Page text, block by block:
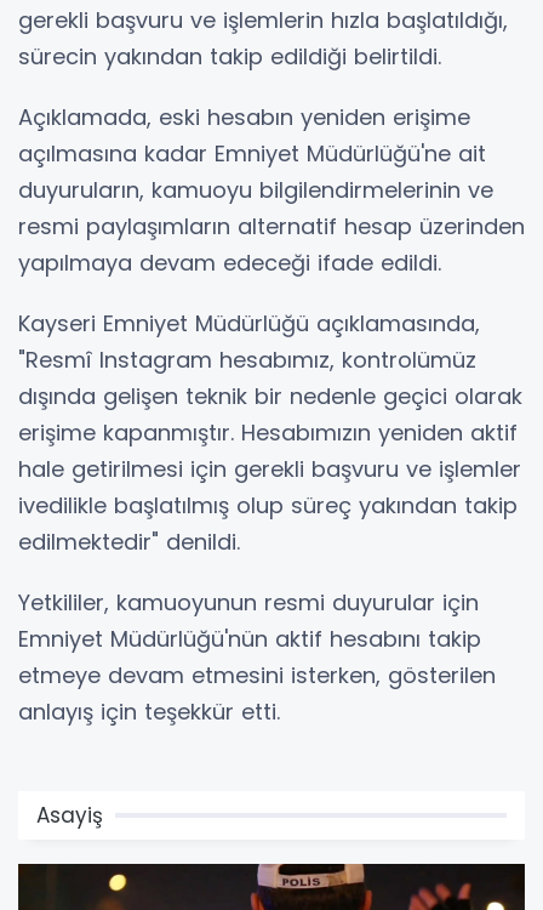
gerekli başvuru ve işlemlerin hızla başlatıldığı,
sürecin yakından takip edildiği belirtildi.
Açıklamada, eski hesabın yeniden erişime
açılmasına kadar Emniyet Müdürlüğü'ne ait
duyuruların, kamuoyu bilgilendirmelerinin ve
resmi paylaşımların alternatif hesap üzerinden
yapılmaya devam edeceği ifade edildi.
Kayseri Emniyet Müdürlüğü açıklamasında,
"Resmî Instagram hesabımız, kontrolümüz
dışında gelişen teknik bir nedenle geçici olarak
erişime kapanmıştır. Hesabımızın yeniden aktif
hale getirilmesi için gerekli başvuru ve işlemler
ivedilikle başlatılmış olup süreç yakından takip
edilmektedir" denildi.
Yetkililer, kamuoyunun resmi duyurular için
Emniyet Müdürlüğü'nün aktif hesabını takip
etmeye devam etmesini isterken, gösterilen
anlayış için teşekkür etti.
Asayiş